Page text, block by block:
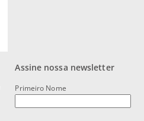
Assine nossa newsletter
Primeiro Nome